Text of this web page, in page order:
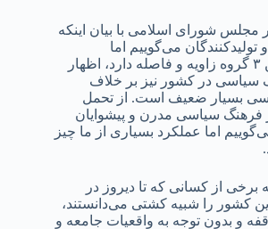
در مجلس شورای اسلامی با بیان اینکه
تولیدکنندگان می‌گوییم اما
عملکردمان با منافع این ۳ گروه زاویه و فاصله دارد، اظهار
سیاسی در کشور نیز بر خلاف
بسیار ضعیف است. از تحمل
فرهنگ سیاسی مدرن و پیشوایان
اما عملکرد بسیاری از ما چیز
برخی از کسانی که تا دیروز در
کشور را شبیه کشتی می‌دانستند،
و بدون توجه به واقعیات جامعه و